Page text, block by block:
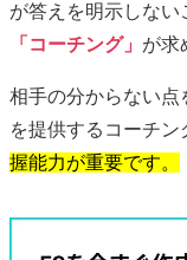
が答えを明示しない
「コーチング」 が求
相手の分からない点
を提供するコーチン
握能力が重要です。